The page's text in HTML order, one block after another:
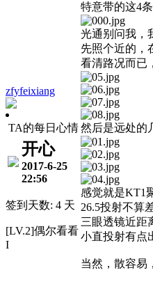
zfyfeixiang
TA的每日心情
开心
2017-6-25
22:56
签到天数: 4 天
[LV.2]偶尔看看
I
特意带的这4
光通别问我，
先照个近的，
看清路况而已
然后是远处的
感觉就是KT1
26.5投射不算
三眼透镜近距
小直投射有点
当然，散容易